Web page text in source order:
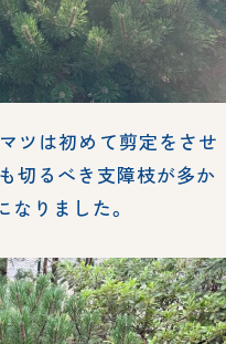
ツは初めて剪定をさせ
切るべき支障枝が多か
なりました。